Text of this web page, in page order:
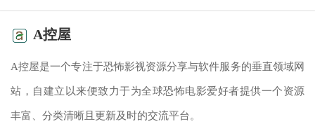
A控屋
A控屋是一个专注于恐怖影视资源分享与软件服务的垂直领域网
站，自建立以来便致力于为全球恐怖电影爱好者提供一个资源
丰富、分类清晰且更新及时的交流平台。